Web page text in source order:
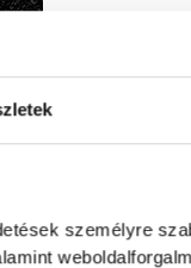
személyre